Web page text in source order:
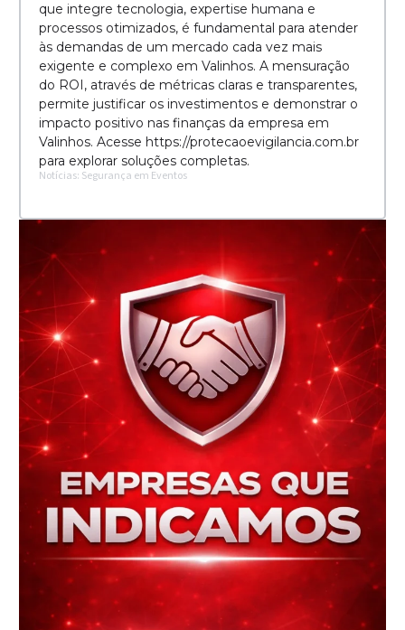
que integre tecnologia, expertise humana e
processos otimizados, é fundamental para atender
às demandas de um mercado cada vez mais
exigente e complexo em Valinhos. A mensuração
do ROI, através de métricas claras e transparentes,
permite justificar os investimentos e demonstrar o
impacto positivo nas finanças da empresa em
Valinhos. Acesse https://protecaoevigilancia.com.br
para explorar soluções completas.
Notícias: Segurança em Eventos